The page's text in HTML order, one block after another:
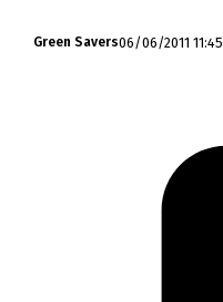
Green Savers06/06/2011 11:45